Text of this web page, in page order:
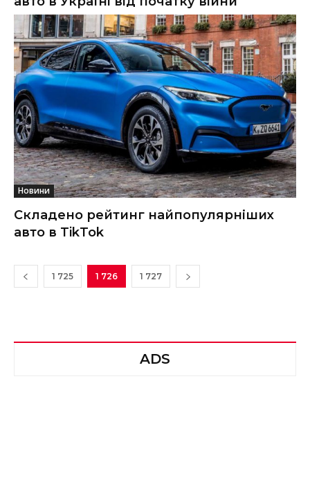
Новини
Складено рейтинг найпопулярніших
авто в TikTok
1 725 1 726 1 727
ADS